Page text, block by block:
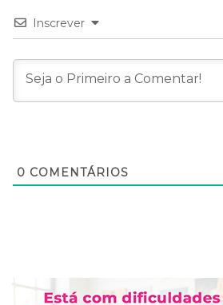
Inscrever
0 COMENTÁRIOS